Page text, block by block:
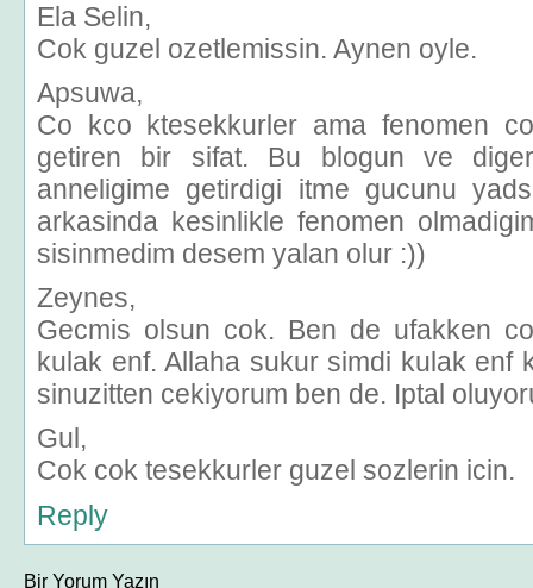
Ela Selin,
Cok guzel ozetlemissin. Aynen oyle.
Apsuwa,
Co kco ktesekkurler ama fenomen
getiren bir sifat. Bu blogun ve
anneligime getirdigi itme gucunu
arkasinda kesinlikle fenomen
sisinmedim desem yalan olur :))
Zeynes,
Gecmis olsun cok. Ben de ufakken
kulak enf. Allaha sukur simdi kulak enf
sinuzitten cekiyorum ben de. Iptal
Gul,
Cok cok tesekkurler guzel sozlerin icin.
Reply
Bir Yorum Yazın